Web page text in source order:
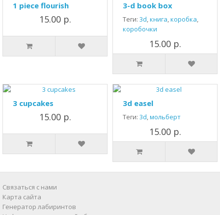
1 piece flourish
15.00 р.
3-d book box
Теги: 3d,книга,коробка,
коробочки
15.00 р.
3 cupcakes
15.00 р.
3d easel
Теги: 3d,мольберт
15.00 р.
Связаться с нами
Карта сайта
Генератор лабиринтов